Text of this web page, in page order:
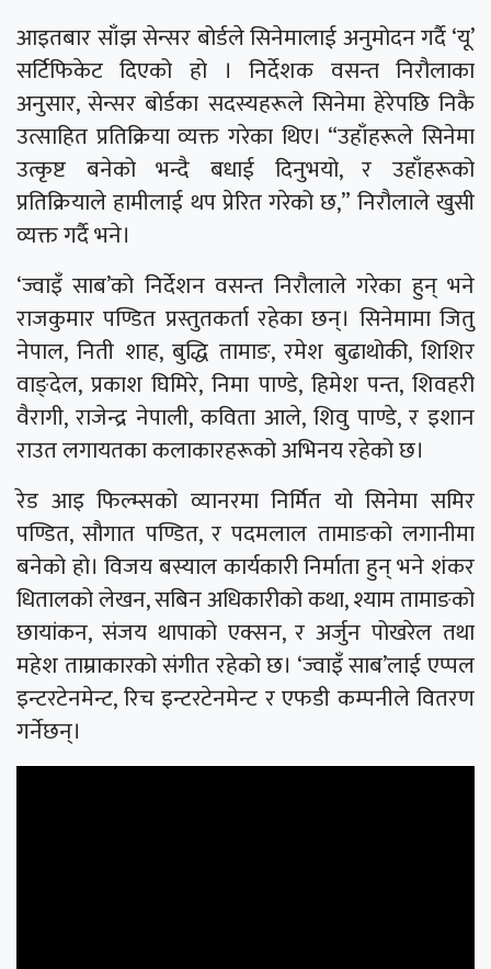
आइतबार साँझ सेन्सर बोर्डले सिनेमालाई अनुमोदन गर्दै ‘यू’
सर्टिफिकेट दिएको हो । निर्देशक वसन्त निरौलाका
अनुसार, सेन्सर बोर्डका सदस्यहरूले सिनेमा हेरेपछि निकै
उत्साहित प्रतिक्रिया व्यक्त गरेका थिए। “उहाँहरूले सिनेमा
उत्कृष्ट बनेको भन्दै बधाई दिनुभयो, र उहाँहरूको
प्रतिक्रियाले हामीलाई थप प्रेरित गरेको छ,” निरौलाले खुसी
व्यक्त गर्दै भने।
‘ज्वाइँ साब’को निर्देशन वसन्त निरौलाले गरेका हुन् भने
राजकुमार पण्डित प्रस्तुतकर्ता रहेका छन्। सिनेमामा जितु
नेपाल, निती शाह, बुद्धि तामाङ, रमेश बुढाथोकी, शिशिर
वाङ्देल, प्रकाश घिमिरे, निमा पाण्डे, हिमेश पन्त, शिवहरी
वैरागी, राजेन्द्र नेपाली, कविता आले, शिवु पाण्डे, र इशान
राउत लगायतका कलाकारहरूको अभिनय रहेको छ।
रेड आइ फिल्म्सको व्यानरमा निर्मित यो सिनेमा समिर
पण्डित, सौगात पण्डित, र पदमलाल तामाङको लगानीमा
बनेको हो। विजय बस्याल कार्यकारी निर्माता हुन् भने शंकर
धितालको लेखन, सबिन अधिकारीको कथा, श्याम तामाङको
छायांकन, संजय थापाको एक्सन, र अर्जुन पोखरेल तथा
महेश ताम्राकारको संगीत रहेको छ। ‘ज्वाइँ साब’लाई एप्पल
इन्टरटेनमेन्ट, रिच इन्टरटेनमेन्ट र एफडी कम्पनीले वितरण
गर्नेछन्।